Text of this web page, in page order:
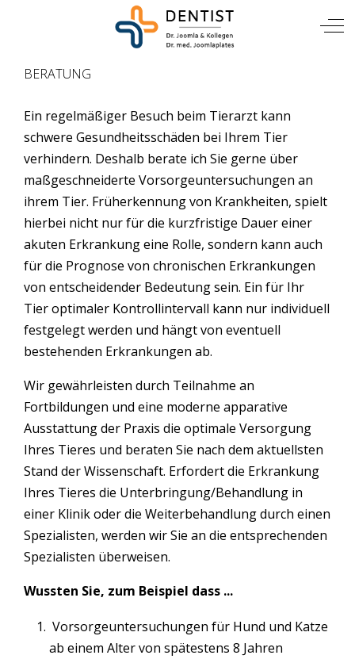
Mobile Menu Toggle
BERATUNG
Ein regelmäßiger Besuch beim Tierarzt kann
schwere Gesundheitsschäden bei Ihrem Tier
verhindern. Deshalb berate ich Sie gerne über
maßgeschneiderte Vorsorgeuntersuchungen an
ihrem Tier. Früherkennung von Krankheiten, spielt
hierbei nicht nur für die kurzfristige Dauer einer
akuten Erkrankung eine Rolle, sondern kann auch
für die Prognose von chronischen Erkrankungen
von entscheidender Bedeutung sein. Ein für Ihr
Tier optimaler Kontrollintervall kann nur individuell
festgelegt werden und hängt von eventuell
bestehenden Erkrankungen ab.
Wir gewährleisten durch Teilnahme an
Fortbildungen und eine moderne apparative
Ausstattung der Praxis die optimale Versorgung
Ihres Tieres und beraten Sie nach dem aktuellsten
Stand der Wissenschaft. Erfordert die Erkrankung
Ihres Tieres die Unterbringung/Behandlung in
einer Klinik oder die Weiterbehandlung durch einen
Spezialisten, werden wir Sie an die entsprechenden
Spezialisten überweisen.
Wussten Sie, zum Beispiel dass ...
Vorsorgeuntersuchungen für Hund und Katze
ab einem Alter von spätestens 8 Jahren